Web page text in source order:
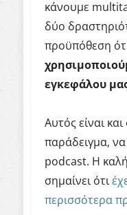
κάνουμε
δύο
προϋπόθεση
εγκεφάλου
Αυτός είναι
παράδειγμα,
podcast. Η
σημαίνει ότι
περισσότερα